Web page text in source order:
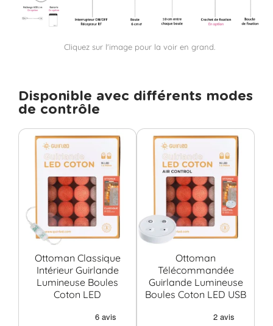
Cliquez sur l'image pour la voir en grand.
Disponible avec différents modes
de contrôle
Ottoman Classique
Intérieur Guirlande
Lumineuse Boules
Coton LED
Ottoman
Télécommandée
Guirlande Lumineuse
Boules Coton LED USB